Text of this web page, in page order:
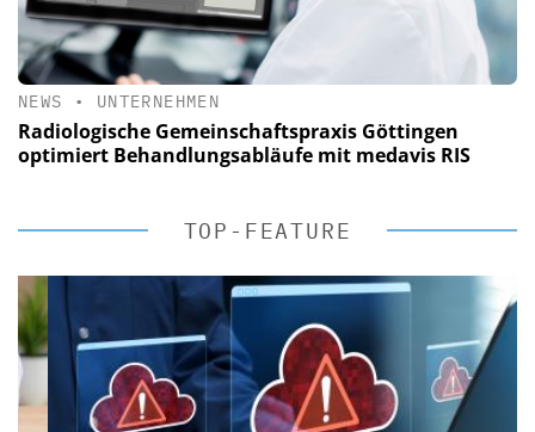
NEWS • UNTERNEHMEN
Radiologische Gemeinschaftspraxis Göttingen
optimiert Behandlungsabläufe mit medavis RIS
TOP-FEATURE